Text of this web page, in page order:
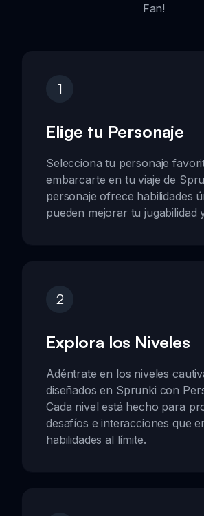
Fan!
1
Elige tu Personaje
Selecciona tu personaje
embarcarte en tu viaje de
personaje ofrece habilidades
pueden mejorar tu jugabilidad
2
Explora los Niveles
Adéntrate en los niveles
diseñados en Sprunki con
Cada nivel está hecho para
desafíos e interacciones que
habilidades al límite.